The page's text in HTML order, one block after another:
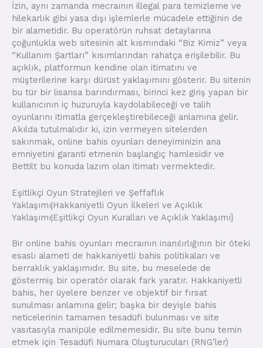
İzin, aynı zamanda mecraının illegal para temizleme ve
hilekarlık gibi yasa dışı işlemlerle mücadele ettiğinin de
bir alametidir. Bu operatörün ruhsat detaylarına
çoğunlukla web sitesinin alt kısmındaki “Biz Kimiz” veya
“Kullanım Şartları” kısımlarından rahatça erişilebilir. Bu
açıklık, platformun kendine olan itimatını ve
müşterilerine karşı dürüst yaklaşımını gösterir. Bu sitenin
bu tür bir lisansa barındırması, birinci kez giriş yapan bir
kullanıcının iç huzuruyla kaydolabileceği ve talih
oyunlarını itimatla gerçekleştirebileceği anlamına gelir.
Akılda tutulmalıdır ki, izin vermeyen sitelerden
sakınmak, online bahis oyunları deneyiminizin ana
emniyetini garanti etmenin başlangıç hamlesidir ve
Bettilt bu konuda lazım olan itimatı vermektedir.
Eşitlikçi Oyun Stratejileri ve Şeffaflık
Yaklaşımı|Hakkaniyetli Oyun İlkeleri ve Açıklık
Yaklaşımı|Eşitlikçi Oyun Kuralları ve Açıklık Yaklaşımı}
Bir online bahis oyunları mecraının inanılırlığının bir öteki
esaslı alameti de hakkaniyetli bahis politikaları ve
berraklık yaklaşımıdır. Bu site, bu meselede de
göstermiş bir operatör olarak fark yaratır. Hakkaniyetli
bahis, her üyelere benzer ve objektif bir fırsat
sunulması anlamına gelir; başka bir deyişle bahis
neticelerinin tamamen tesadüfi bulunması ve site
vasıtasıyla manipüle edilmemesidir. Bu site bunu temin
etmek için Tesadüfi Numara Oluşturucuları (RNG’ler)